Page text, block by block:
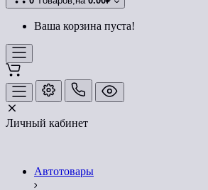
Ваша корзина пуста!
Личный кабинет
Автотовары